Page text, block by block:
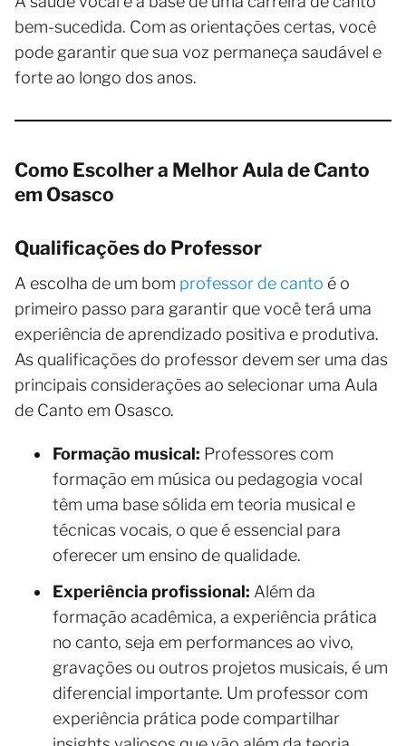
bem-sucedida. Com as orientações certas, você
pode garantir que sua voz permaneça saudável e
forte ao longo dos anos.
Como Escolher a Melhor Aula de Canto
em Osasco
Qualificações do Professor
A escolha de um bom professor de canto é o
primeiro passo para garantir que você terá uma
experiência de aprendizado positiva e produtiva.
As qualificações do professor devem ser uma das
principais considerações ao selecionar uma Aula
de Canto em Osasco.
Formação musical: Professores com
formação em música ou pedagogia vocal
têm uma base sólida em teoria musical e
técnicas vocais, o que é essencial para
oferecer um ensino de qualidade.
Experiência profissional: Além da
formação acadêmica, a experiência prática
no canto, seja em performances ao vivo,
gravações ou outros projetos musicais, é um
diferencial importante. Um professor com
experiência prática pode compartilhar